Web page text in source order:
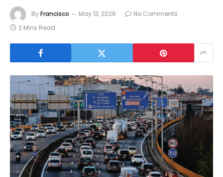
ByFrancisco May 13, 2026
No Comments
2 Mins Read